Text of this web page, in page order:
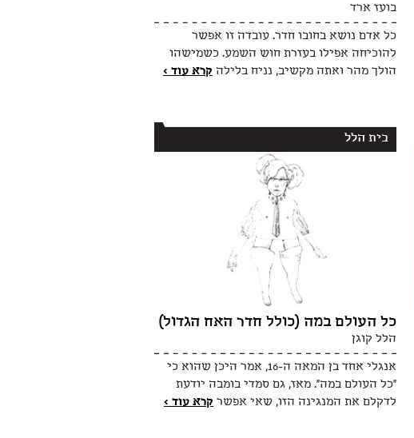
בועז ארד
כל אדם נושא בחובו חדר. עובדה זו אפשר
להוכיחה אפילו בעזרת חוש השמע. כשמישהו
הולך מהר ואתה מקשיב, נניח בלילה קרא עוד >
בית הלל
כל העולם במה (כולל חדר האח הגדול)
הלל קוגן
אנגלי אחד בן המאה ה-16, אמר היכן שהוא כי
"כל העולם במה". מאז, גם סמדי בומבה יודעת
לדקלם את המנגינה הזו, שאי אפשר קרא עוד >